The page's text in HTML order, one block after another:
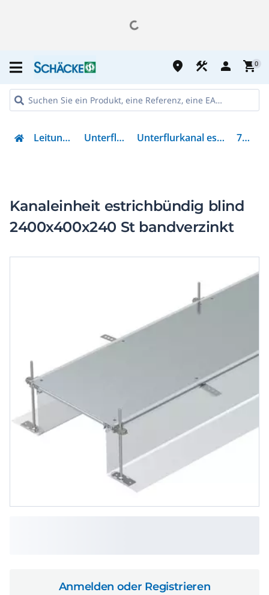
place construction person shopping_cart0
Leitungsführung Unterflursysteme Unterflurkanal estrichbündig offen 7424024
Kanaleinheit estrichbündig blind
2400x400x240 St bandverzinkt
Anmelden oder Registrieren